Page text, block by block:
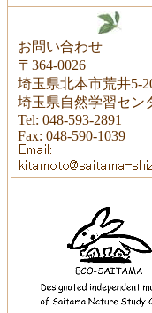
お問い合わせ
〒364-0026
埼玉県北本市荒井5-
埼玉県自然学習セン
Tel: 048-593-2891
Fax: 048-590-1039